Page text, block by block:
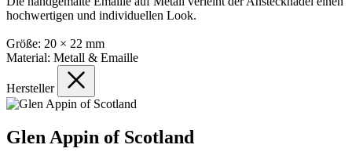
hochwertigen und individuellen Look.
Größe: 20 × 22 mm
Material: Metall & Emaille
Hersteller
Glen Appin of Scotland